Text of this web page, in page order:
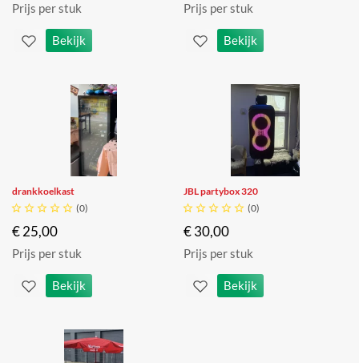
Prijs per stuk
Bekijk
Prijs per stuk
Bekijk
drankkoelkast
     (0)
€ 25,00
Prijs per stuk
Bekijk
JBL partybox 320
     (0)
€ 30,00
Prijs per stuk
Bekijk